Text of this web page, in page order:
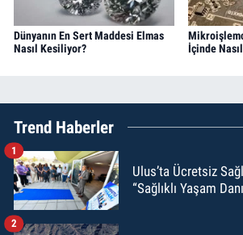
Dünyanın En Sert Maddesi Elmas
Nasıl Kesiliyor?
İçinde
Trend Haberler
Ulus’ta Ücretsiz
“Sağlıklı Yaşam
1
2